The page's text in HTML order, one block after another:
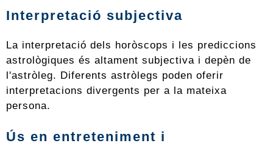
Interpretació subjectiva
La interpretació dels horòscops i les prediccions
astrològiques és altament subjectiva i depèn de
l'astròleg. Diferents astròlegs poden oferir
interpretacions divergents per a la mateixa
persona.
Ús en entreteniment i